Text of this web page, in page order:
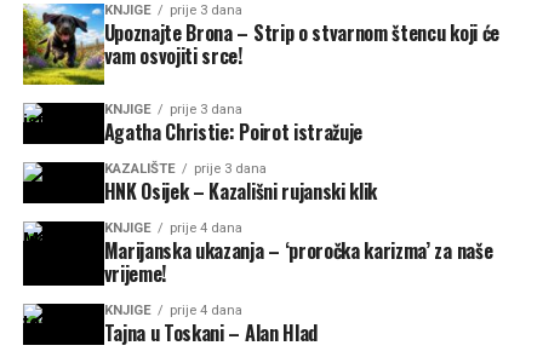
KNJIGE prije 3 dana
Upoznajte Brona – Strip o stvarnom štencu koji će
vam osvojiti srce!
KNJIGE prije 3 dana
Agatha Christie: Poirot istražuje
KAZALIŠTE prije 3 dana
HNK Osijek – Kazališni rujanski klik
KNJIGE prije 4 dana
Marijanska ukazanja – ‘proročka karizma’ za naše
vrijeme!
KNJIGE prije 4 dana
Tajna u Toskani – Alan Hlad